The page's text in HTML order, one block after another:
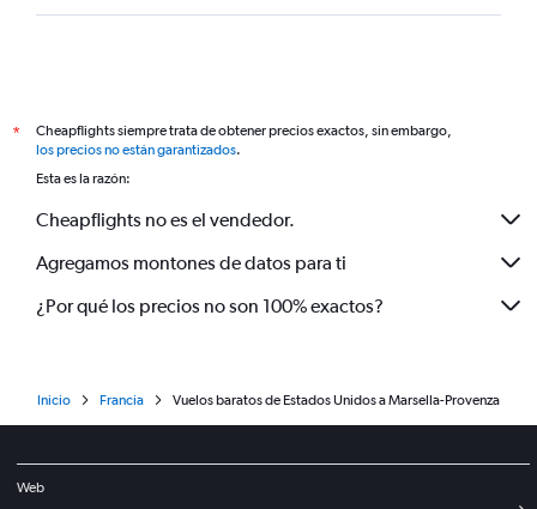
*
Cheapflights siempre trata de obtener precios exactos, sin embargo,
los precios no están garantizados.
Esta es la razón:
Cheapflights no es el vendedor.
Agregamos montones de datos para ti
¿Por qué los precios no son 100% exactos?
Inicio Francia Vuelos baratos de Estados Unidos a Marsella-Provenza
Web